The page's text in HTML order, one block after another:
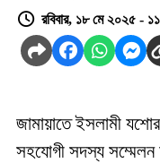
রবিবার, ১৮ মে ২০২৫ -
জামায়াতে ইসলামী
সহযোগী সদস্য সম্মেলন